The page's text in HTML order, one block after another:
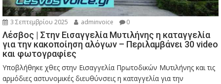
3 Σεπτεμβρίου 2025 adminvoice 0
Λέσβος | Στην Εισαγγελία Μυτιλήνης η καταγγελία
για την κακοποίηση αλόγων – Περιλαμβάνει 30 video
και φωτογραφίες
Υποβλήθηκε χθες στην Εισαγγελία Πρωτοδικών Μυτιλήνης και τις
αρμόδιες αστυνομικές διευθύνσεις η καταγγελία για την